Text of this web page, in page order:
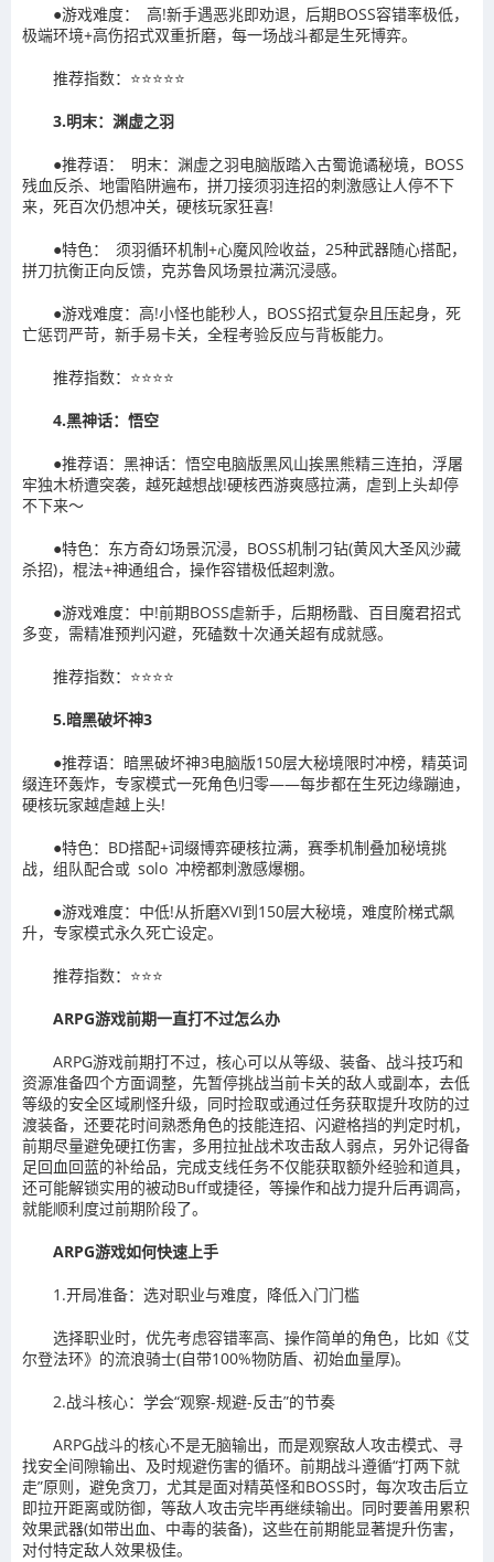
●游戏难度： 高!新手遇恶兆即劝退，后期BOSS容错率极低，
极端环境+高伤招式双重折磨，每一场战斗都是生死博弈。
推荐指数：⭐⭐⭐⭐⭐
3.明末：渊虚之羽
●推荐语： 明末：渊虚之羽电脑版踏入古蜀诡谲秘境，BOSS
残血反杀、地雷陷阱遍布，拼刀接须羽连招的刺激感让人停不下
来，死百次仍想冲关，硬核玩家狂喜!
●特色： 须羽循环机制+心魔风险收益，25种武器随心搭配，
拼刀抗衡正向反馈，克苏鲁风场景拉满沉浸感。
●游戏难度：高!小怪也能秒人，BOSS招式复杂且压起身，死
亡惩罚严苛，新手易卡关，全程考验反应与背板能力。
推荐指数：⭐⭐⭐⭐
4.黑神话：悟空
●推荐语：黑神话：悟空电脑版黑风山挨黑熊精三连拍，浮屠
牢独木桥遭突袭，越死越想战!硬核西游爽感拉满，虐到上头却停
不下来～
●特色：东方奇幻场景沉浸，BOSS机制刁钻(黄风大圣风沙藏
杀招)，棍法+神通组合，操作容错极低超刺激。
●游戏难度：中!前期BOSS虐新手，后期杨戬、百目魔君招式
多变，需精准预判闪避，死磕数十次通关超有成就感。
推荐指数：⭐⭐⭐⭐
5.暗黑破坏神3
●推荐语：暗黑破坏神3电脑版150层大秘境限时冲榜，精英词
缀连环轰炸，专家模式一死角色归零——每步都在生死边缘蹦迪，
硬核玩家越虐越上头!
●特色：BD搭配+词缀博弈硬核拉满，赛季机制叠加秘境挑
战，组队配合或 solo 冲榜都刺激感爆棚。
●游戏难度：中低!从折磨XVI到150层大秘境，难度阶梯式飙
升，专家模式永久死亡设定。
推荐指数：⭐⭐⭐
ARPG游戏前期一直打不过怎么办
ARPG游戏前期打不过，核心可以从等级、装备、战斗技巧和
资源准备四个方面调整，先暂停挑战当前卡关的敌人或副本，去低
等级的安全区域刷怪升级，同时捡取或通过任务获取提升攻防的过
渡装备，还要花时间熟悉角色的技能连招、闪避格挡的判定时机，
前期尽量避免硬扛伤害，多用拉扯战术攻击敌人弱点，另外记得备
足回血回蓝的补给品，完成支线任务不仅能获取额外经验和道具，
还可能解锁实用的被动Buff或捷径，等操作和战力提升后再调高，
就能顺利度过前期阶段了。
ARPG游戏如何快速上手
1.开局准备：选对职业与难度，降低入门门槛
选择职业时，优先考虑容错率高、操作简单的角色，比如《艾
尔登法环》的流浪骑士(自带100%物防盾、初始血量厚)。
2.战斗核心：学会“观察-规避-反击”的节奏
ARPG战斗的核心不是无脑输出，而是观察敌人攻击模式、寻
找安全间隙输出、及时规避伤害的循环。前期战斗遵循“打两下就
走”原则，避免贪刀，尤其是面对精英怪和BOSS时，每次攻击后立
即拉开距离或防御，等敌人攻击完毕再继续输出。同时要善用累积
效果武器(如带出血、中毒的装备)，这些在前期能显著提升伤害，
对付特定敌人效果极佳。